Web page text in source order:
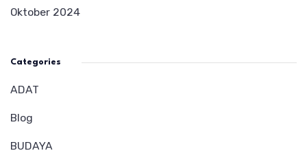
Oktober 2024
Categories
ADAT
Blog
BUDAYA